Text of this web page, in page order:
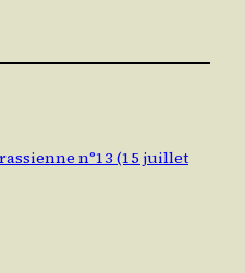
n°13 (15 juillet